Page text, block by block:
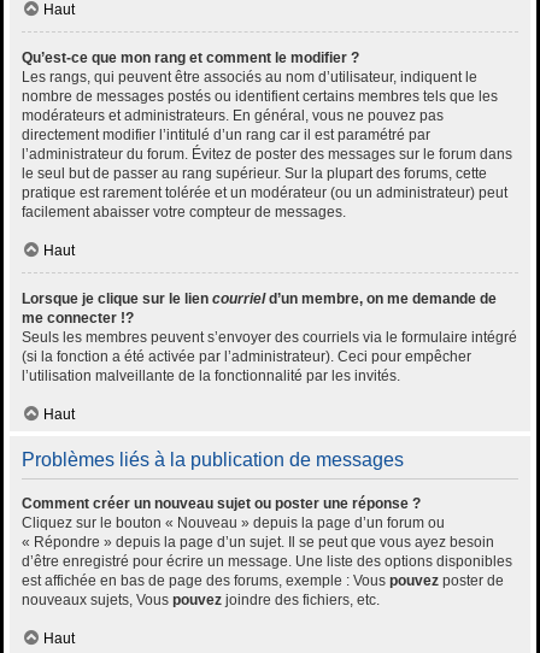
Haut
Qu’est-ce que mon rang et comment le modifier ?
Les rangs, qui peuvent être associés au nom d’utilisateur, indiquent le
nombre de messages postés ou identifient certains membres tels que les
modérateurs et administrateurs. En général, vous ne pouvez pas
directement modifier l’intitulé d’un rang car il est paramétré par
l’administrateur du forum. Évitez de poster des messages sur le forum dans
le seul but de passer au rang supérieur. Sur la plupart des forums, cette
pratique est rarement tolérée et un modérateur (ou un administrateur) peut
facilement abaisser votre compteur de messages.
Haut
Lorsque je clique sur le lien courrield’un membre, on me demande de
me connecter !?
Seuls les membres peuvent s’envoyer des courriels via le formulaire intégré
(si la fonction a été activée par l’administrateur). Ceci pour empêcher
l’utilisation malveillante de la fonctionnalité par les invités.
Haut
Problèmes liés à la publication de messages
Comment créer un nouveau sujet ou poster une réponse ?
Cliquez sur le bouton « Nouveau » depuis la page d’un forum ou
« Répondre » depuis la page d’un sujet. Il se peut que vous ayez besoin
d’être enregistré pour écrire un message. Une liste des options disponibles
est affichée en bas de page des forums, exemple : Vous pouvez poster de
nouveaux sujets, Vous pouvez joindre des fichiers, etc.
Haut